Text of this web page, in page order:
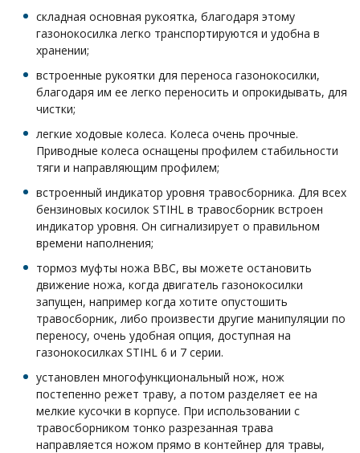
складная основная рукоятка, благодаря этому
газонокосилка легко транспортируются и удобна в
хранении;
встроенные рукоятки для переноса газонокосилки,
благодаря им ее легко переносить и опрокидывать, для
чистки;
легкие ходовые колеса. Колеса очень прочные.
Приводные колеса оснащены профилем стабильности
тяги и направляющим профилем;
встроенный индикатор уровня травосборника. Для всех
бензиновых косилок STIHL в травосборник встроен
индикатор уровня. Он сигнализирует о правильном
времени наполнения;
тормоз муфты ножа BBC, вы можете остановить
движение ножа, когда двигатель газонокосилки
запущен, например когда хотите опустошить
травосборник, либо произвести другие манипуляции по
переносу, очень удобная опция, доступная на
газонокосилках STIHL 6 и 7 серии.
установлен многофункциональный нож, нож
постепенно режет траву, а потом разделяет ее на
мелкие кусочки в корпусе. При использовании с
травосборником тонко разрезанная трава
направляется ножом прямо в контейнер для травы,